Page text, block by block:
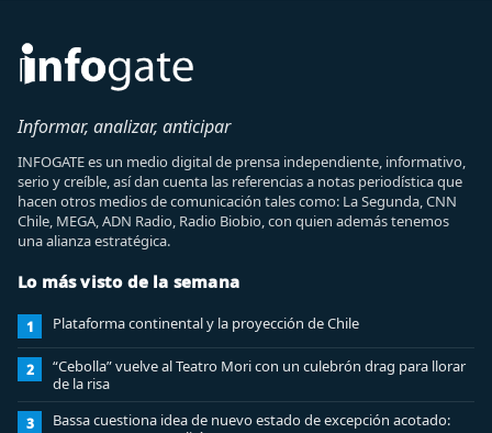
Informar, analizar, anticipar
INFOGATE es un medio digital de prensa independiente, informativo,
serio y creíble, así dan cuenta las referencias a notas periodística que
hacen otros medios de comunicación tales como: La Segunda, CNN
Chile, MEGA, ADN Radio, Radio Biobio, con quien además tenemos
una alianza estratégica.
Lo más visto de la semana
1 Plataforma continental y la proyección de Chile
2
“Cebolla” vuelve al Teatro Mori con un culebrón drag para llorar
de la risa
3
Bassa cuestiona idea de nuevo estado de excepción acotado: